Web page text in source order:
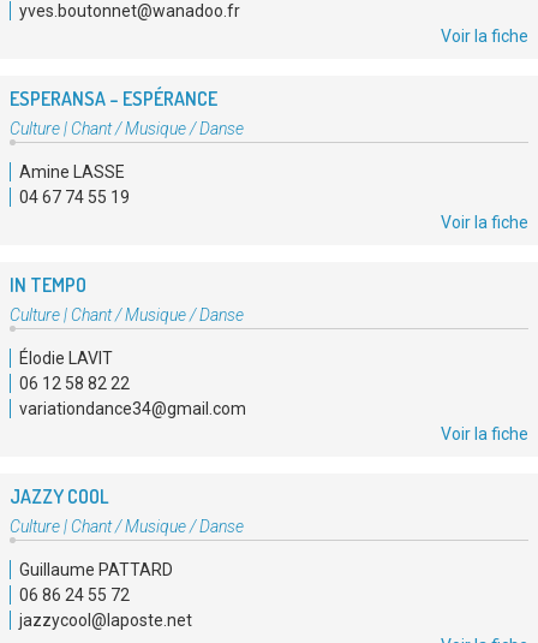
yves.boutonnet@wanadoo.fr
Voir la fiche
ESPERANSA – ESPÉRANCE
Type
:
Culture| Chant / Musique / Danse
Amine LASSE
04 67 74 55 19
Voir la fiche
IN TEMPO
Type
:
Culture| Chant / Musique / Danse
Élodie LAVIT
06 12 58 82 22
variationdance34@gmail.com
Voir la fiche
JAZZY COOL
Type
:
Culture| Chant / Musique / Danse
Guillaume PATTARD
06 86 24 55 72
jazzycool@laposte.net